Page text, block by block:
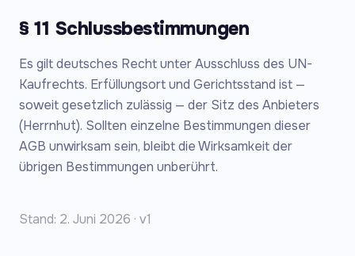
§ 11 Schlussbestimmungen
Es gilt deutsches Recht unter Ausschluss des UN-
Kaufrechts. Erfüllungsort und Gerichtsstand ist —
soweit gesetzlich zulässig — der Sitz des Anbieters
(Herrnhut). Sollten einzelne Bestimmungen dieser
AGB unwirksam sein, bleibt die Wirksamkeit der
übrigen Bestimmungen unberührt.
Stand: 2. Juni 2026 · v1